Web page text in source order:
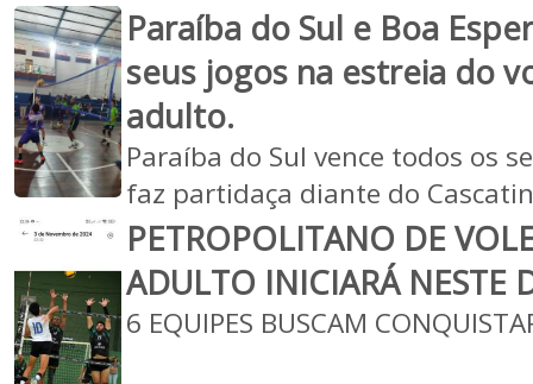
Paraíba do Sul e Boa
seus jogos na estreia do
adulto.
Paraíba do Sul vence todos os
faz partidaça diante do
PETROPOLITANO DE
ADULTO INICIARÁ NESTE
6 EQUIPES BUSCAM